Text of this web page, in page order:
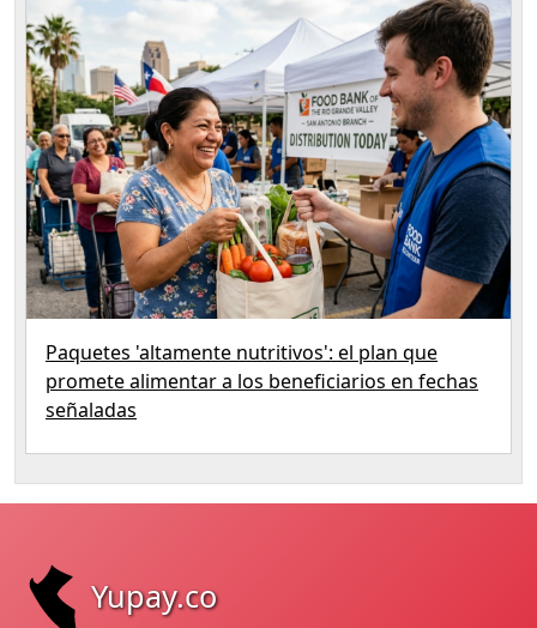
Paquetes 'altamente nutritivos': el plan que
promete alimentar a los beneficiarios en fechas
señaladas
Yupay.co